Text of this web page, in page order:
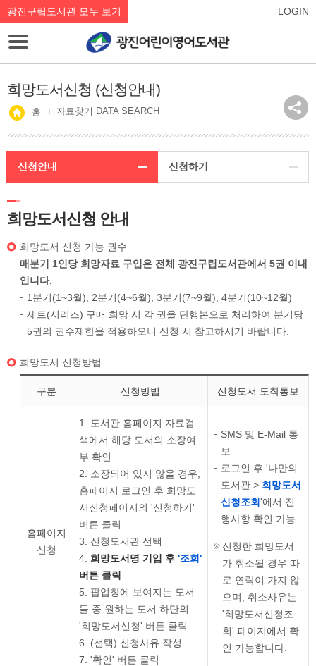
광진구립도서관 모두 보기 LOGIN
희망도서신청 (신청안내)
홈 자료찾기 DATA SEARCH
신청안내 신청하기
희망도서신청 안내
희망도서 신청 가능 권수
매분기 1인당 희망자료 구입은 전체 광진구립도서관에서 5권 이내
입니다.
1분기(1~3월), 2분기(4~6월), 3분기(7~9월), 4분기(10~12월)
세트(시리즈) 구매 희망 시 각 권을 단행본으로 처리하여 분기당
5권의 권수제한을 적용하오니 신청 시 참고하시기 바랍니다.
희망도서 신청방법
구분 신청방법 신청도서 도착통보
홈페이지
신청
도서관 홈페이지 자료검
색에서 해당 도서의 소장여
부 확인
소장되어 있지 않을 경우,
홈페이지 로그인 후 희망도
서신청페이지의 '신청하기'
버튼 클릭
신청도서관 선택
희망도서명 기입 후 '조회'
버튼 클릭
팝업창에 보여지는 도서
들 중 원하는 도서 하단의
'희망도서신청' 버튼 클릭
(선택) 신청사유 작성
'확인' 버튼 클릭
SMS 및 E-Mail 통
보
로그인 후 '나만의
도서관 > 희망도서
신청조회'에서 진
행사항 확인 가능
신청한 희망도서
가 취소될 경우 따
로 연락이 가지 않
으며, 취소사유는
'희망도서신청조
회' 페이지에서 확
인 가능합니다.